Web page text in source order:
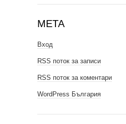
МЕТА
Вход
RSS поток за записи
RSS поток за коментари
WordPress България